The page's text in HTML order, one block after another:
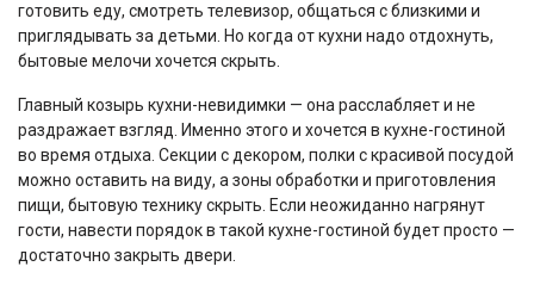
готовить еду, смотреть телевизор, общаться с близкими и
приглядывать за детьми. Но когда от кухни надо отдохнуть,
бытовые мелочи хочется скрыть.
Главный козырь кухни-невидимки — она расслабляет и не
раздражает взгляд. Именно этого и хочется в кухне-гостиной
во время отдыха. Секции с декором, полки с красивой посудой
можно оставить на виду, а зоны обработки и приготовления
пищи, бытовую технику скрыть. Если неожиданно нагрянут
гости, навести порядок в такой кухне-гостиной будет просто —
достаточно закрыть двери.